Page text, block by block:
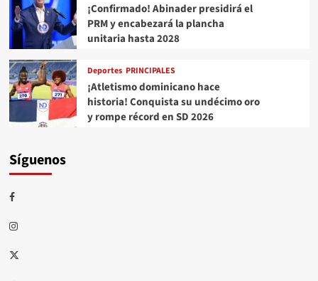
¡Confirmado! Abinader presidirá el
PRM y encabezará la plancha
unitaria hasta 2028
Deportes PRINCIPALES
¡Atletismo dominicano hace
historia! Conquista su undécimo oro
y rompe récord en SD 2026
Síguenos